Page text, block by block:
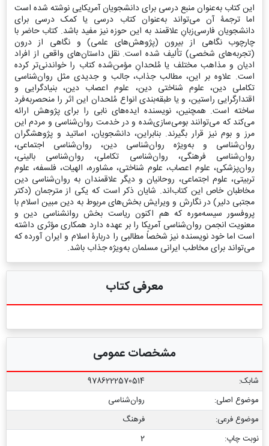
این کتاب به‌عنوان منبع درسی برای دانشجویان آمریکایی نوشته شده است
اما ترجمۀ آن می‌تواند به‌عنوان کتاب درسی یا کمک درسی برای
دانشجویان فارسی‌زبانِ علاقمند به این حوزه نیز مفید باشد. کتاب حاضر با
چارچوب نگاهی از بیرون (پژوهش‌های علمی) و نگاهی از درون
(تجربه‌های شخصی) تألیف شده است. نقل داستان‌های واقعی از افراد
ادیان و مذاهب مختلف یا مُلحدانِ مؤمن‌شده کتاب را خواندنی‌تر کرده
است. علاوه بر این، مطالب جذاب، جالب و جدیدی مثل روان‌شناسی
تکاملی دین، علوم شناختی دین، علوم اعصاب دین، بنیادگرایی و
اقتدارگرایی راستین، و یا طبقه‌بندی انواع مُلحدان این اثر را منحصر‌به‌فرد
ساخته است. همچنین، نویسنده ایده‌های نابی را برای پژوهش ارائه
می‌کند که می‌توانند بومی‌سازی‌شده و در خدمت روان‌شناسی و مردم این
مرز و بوم نیز قرار بگیرند. بنابراین، دانشجویان، اساتید و پژوهشگران
روان‌شناسی و به‌ویژه روان‌شناسی دین، روان‌شناسی اجتماعی،
روان‌شناسی فرهنگی، روان‌شناسی تکاملی، روان‌شناسی بالینی،
روان‌پزشکی، علوم اعصاب، علوم شناختی، مشاوره، الهیات، فلسفه، علوم
تربیتی، علوم اجتماعی، روحانیان و دیگر علاقمندان به روان‌شناسی دین
مخاطبان خاص این کتاب‌اند. شایان ذکر است که یکی از مترجمان (دکتر
مجتبی دلیر) در نگارش و ویرایش بخش‌های مربوط به دین مبین اسلام با
پروفسور سیسه‌موره که هم اکنون ریاست بخش روانشناسی دین و
معنویت انجمن روان‌شناسی آمریکا را بر عهده دارد همکاری مؤثری داشته
است اما خود نویسنده نیز شخصاً مطالبی را دربارۀ اسلام و ایران آورده که
می‌تواند برای مخاطب ایرانی مسلمان به‌ویژه جذاب باشد.
معرفی کتاب
مشخصات عمومی
شابک:
9786222570514
موضوع اصلی:
روان‌شناسی
موضوع فرعی:
فرهنگ
نوبت چاپ:
2